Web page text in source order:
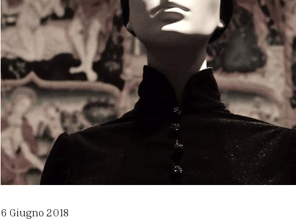
6 Giugno 2018